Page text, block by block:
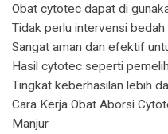
Obat cytotec dapat di
Tidak perlu intervensi bedah
Sangat aman dan efektif
Hasil cytotec seperti
Tingkat keberhasilan lebih
Cara Kerja Obat Aborsi
Manjur